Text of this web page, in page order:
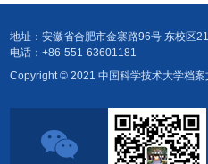
地址：安徽省合肥市金寨路96号 东校区
电话：+86-551-63601181
Copyright © 2021 中国科学技术大学档